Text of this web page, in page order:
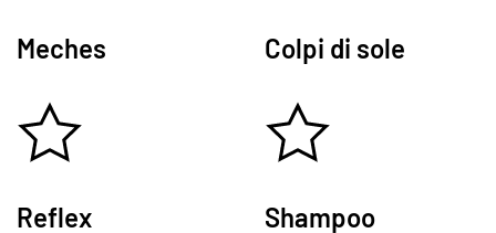
Meches Colpi di sole
Reflex Shampoo